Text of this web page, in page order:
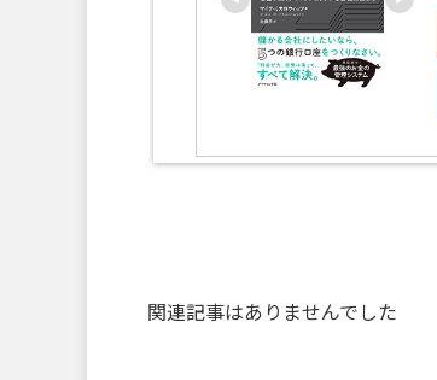
関連記事はありませんでした